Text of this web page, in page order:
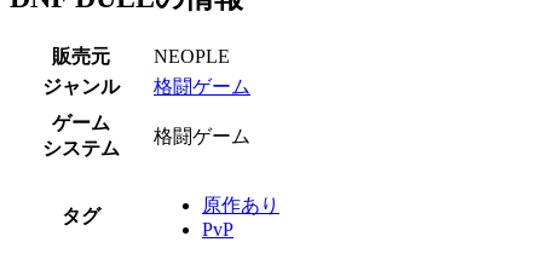
販売元
NEOPLE
ジャンル
格闘ゲーム
ゲーム
システム
格闘ゲーム
タグ
原作あり
PvP